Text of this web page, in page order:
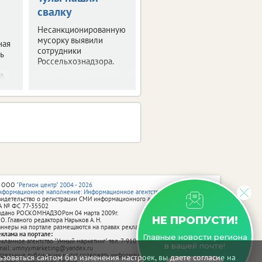
сайтом без изменения настроек, вы даете согласие на
свалку
Несанкционированную
мусорку выявили
сотрудники
Россельхознадзора.
НЕ ПРОПУСТИ!
Главные новости региона
в вашей почте!
"Регион центр" 2004 - 2026
наполнение: Информационное агентство vRossii.ru
о регистрации СМИ информационного агентства vRossii.ru
№ ФС 77‑35502
РОСКОМНАДЗОРом 04 марта 2009г.
Главного редактора Нарыков А. Н.
на портале размещаются на правах рекламы.
на портале:
агентство "Умный маркетинг" тел. 7-910-267-70-40,
umnyy.marketing@yandex.ru
публикации могут содержать информацию, не предназначенную